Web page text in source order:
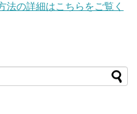
法の詳細はこちらをご覧く